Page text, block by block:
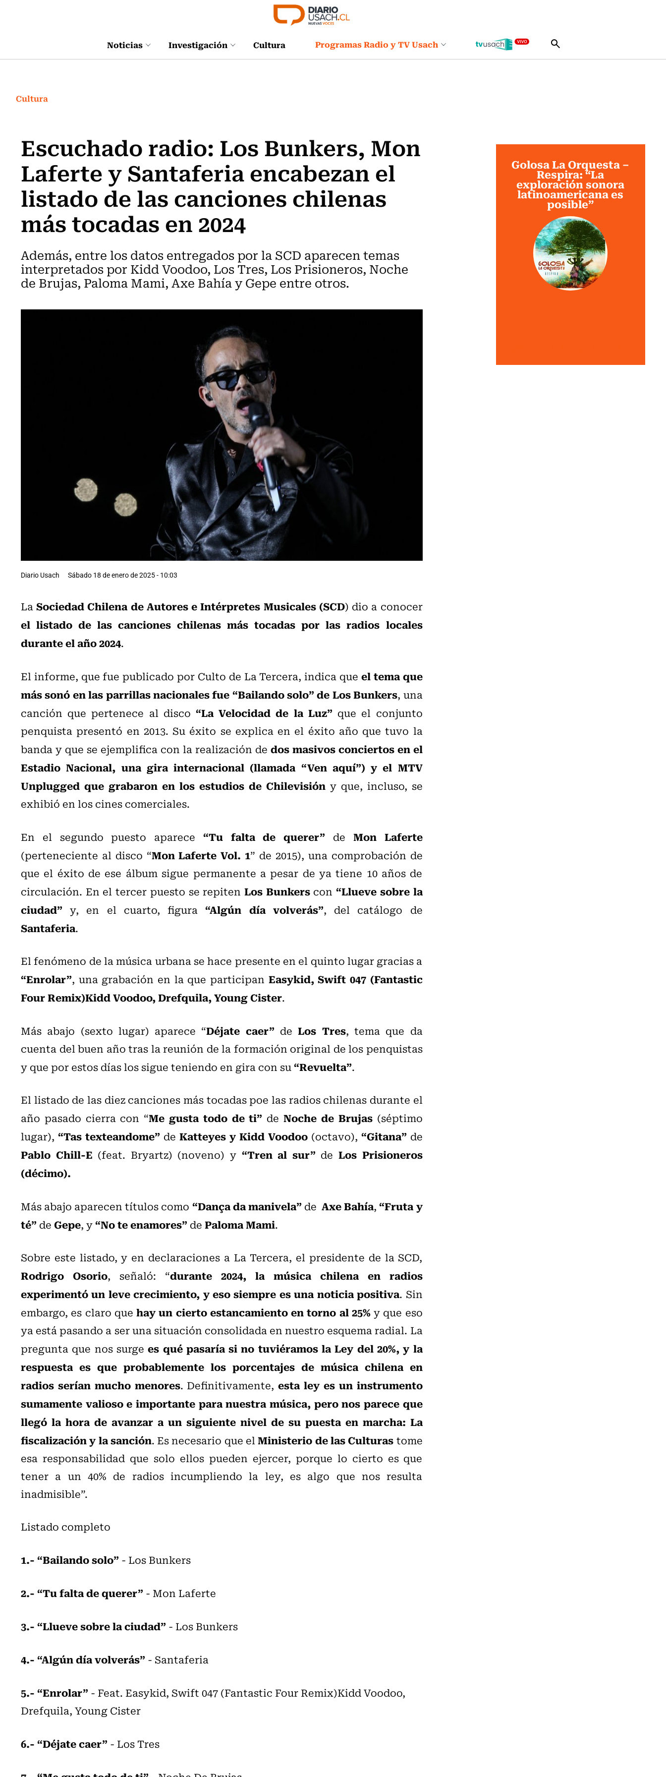
Noticias Investigación Cultura Programas Radio y TV Usach
Cultura
Escuchado radio: Los Bunkers, Mon
Laferte y Santaferia encabezan el
listado de las canciones chilenas
más tocadas en 2024
Además, entre los datos entregados por la SCD aparecen temas
interpretados por Kidd Voodoo, Los Tres, Los Prisioneros, Noche
de Brujas, Paloma Mami, Axe Bahía y Gepe entre otros.
Diario Usach Sábado 18 de enero de 2025 - 10:03
LaSociedad Chilena de Autores e Intérpretes Musicales (SCD) dio a conocer
el listado de las canciones chilenas más tocadas por las radios locales
durante el año 2024.
El informe, que fue publicado por Culto de La Tercera, indica que el tema que
más sonó en las parrillas nacionales fue “Bailando solo” de Los Bunkers, una
canción que pertenece al disco“La Velocidad de la Luz” que el conjunto
penquista presentó en 2013. Su éxito se explica en el éxito año que tuvo la
banda y que se ejemplifica con la realización de dos masivos conciertos en el
Estadio Nacional, una gira internacional (llamada “Ven aquí”) y el MTV
Unplugged que grabaron en los estudios de Chilevisióny que, incluso, se
exhibió en los cines comerciales.
En el segundo puesto aparece “Tu falta de querer” de Mon Laferte
(perteneciente al disco “Mon Laferte Vol. 1” de 2015), una comprobación de
que el éxito de ese álbum sigue permanente a pesar de ya tiene 10 años de
circulación. En el tercer puesto se repiten Los Bunkerscon“Llueve sobre la
ciudad” y, en el cuarto, figura“Algún día volverás”, del catálogo de
Santaferia.
El fenómeno de la música urbana se hace presente en el quinto lugar gracias a
“Enrolar”, una grabación en la que participan Easykid, Swift 047 (Fantastic
Four Remix)Kidd Voodoo, Drefquila, Young Cister.
Más abajo (sexto lugar) aparece “Déjate caer” deLos Tres, tema que da
cuenta del buen año tras la reunión de la formación original de los penquistas
y que por estos días los sigue teniendo en gira con su“Revuelta”.
El listado de las diez canciones más tocadas poe las radios chilenas durante el
año pasado cierra con “Me gusta todo de ti” deNoche de Brujas(séptimo
lugar), “Tas texteandome” de Katteyes y Kidd Voodoo(octavo), “Gitana” de
Pablo Chill-E (feat. Bryartz) (noveno) y “Tren al sur” de Los Prisioneros
(décimo).
Más abajo aparecen títulos como “Dança da manivela” deAxe Bahía,“Fruta y
té” deGepe, y“No te enamores” dePaloma Mami.
Sobre este listado, y en declaraciones a La Tercera, el presidente de la SCD,
Rodrigo Osorio, señaló: “durante 2024, la música chilena en radios
experimentó un leve crecimiento, y eso siempre es una noticia positiva. Sin
embargo, es claro que hay un cierto estancamiento en torno al 25%y que eso
ya está pasando a ser una situación consolidada en nuestro esquema radial. La
pregunta que nos surgees qué pasaría si no tuviéramos la Ley del 20%, y la
respuesta es que probablemente los porcentajes de música chilena en
radios serían mucho menores. Definitivamente,esta ley es un instrumento
sumamente valioso e importante para nuestra música, pero nos parece que
llegó la hora de avanzar a un siguiente nivel de su puesta en marcha: La
fiscalización y la sanción. Es necesario que elMinisterio de las Culturastome
esa responsabilidad que solo ellos pueden ejercer, porque lo cierto es que
tener a un 40% de radios incumpliendo la ley, es algo que nos resulta
inadmisible”.
Listado completo
1.- “Bailando solo” - Los Bunkers
2.- “Tu falta de querer” - Mon Laferte
3.- “Llueve sobre la ciudad” - Los Bunkers
4.- “Algún día volverás” - Santaferia
5.- “Enrolar” - Feat. Easykid, Swift 047 (Fantastic Four Remix)Kidd Voodoo,
Drefquila, Young Cister
6.- “Déjate caer” - Los Tres
Golosa La Orquesta –
Respira: “La
exploración sonora
latinoamericana es
posible”